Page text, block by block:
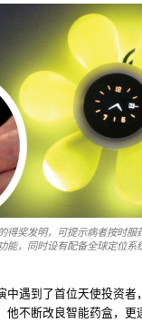
得奖发明，可提示病者按时服
能，同时设有配备全球定位系
中遇到了首位天使投资者
他不断改良智能药盒，更